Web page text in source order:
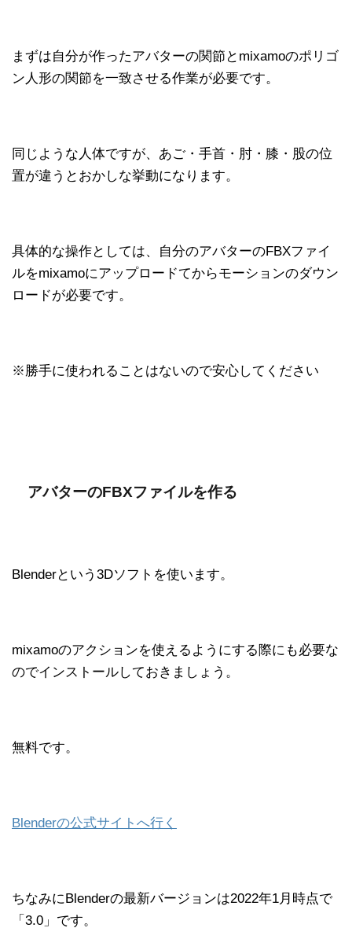
まずは自分が作ったアバターの関節とmixamoのポリゴ
ン人形の関節を一致させる作業が必要です。
同じような人体ですが、あご・手首・肘・膝・股の位
置が違うとおかしな挙動になります。
具体的な操作としては、自分のアバターのFBXファイ
ルをmixamoにアップロードてからモーションのダウン
ロードが必要です。
※勝手に使われることはないので安心してください
アバターのFBXファイルを作る
Blenderという3Dソフトを使います。
mixamoのアクションを使えるようにする際にも必要な
のでインストールしておきましょう。
無料です。
Blenderの公式サイトへ行く
ちなみにBlenderの最新バージョンは2022年1月時点で
「3.0」です。